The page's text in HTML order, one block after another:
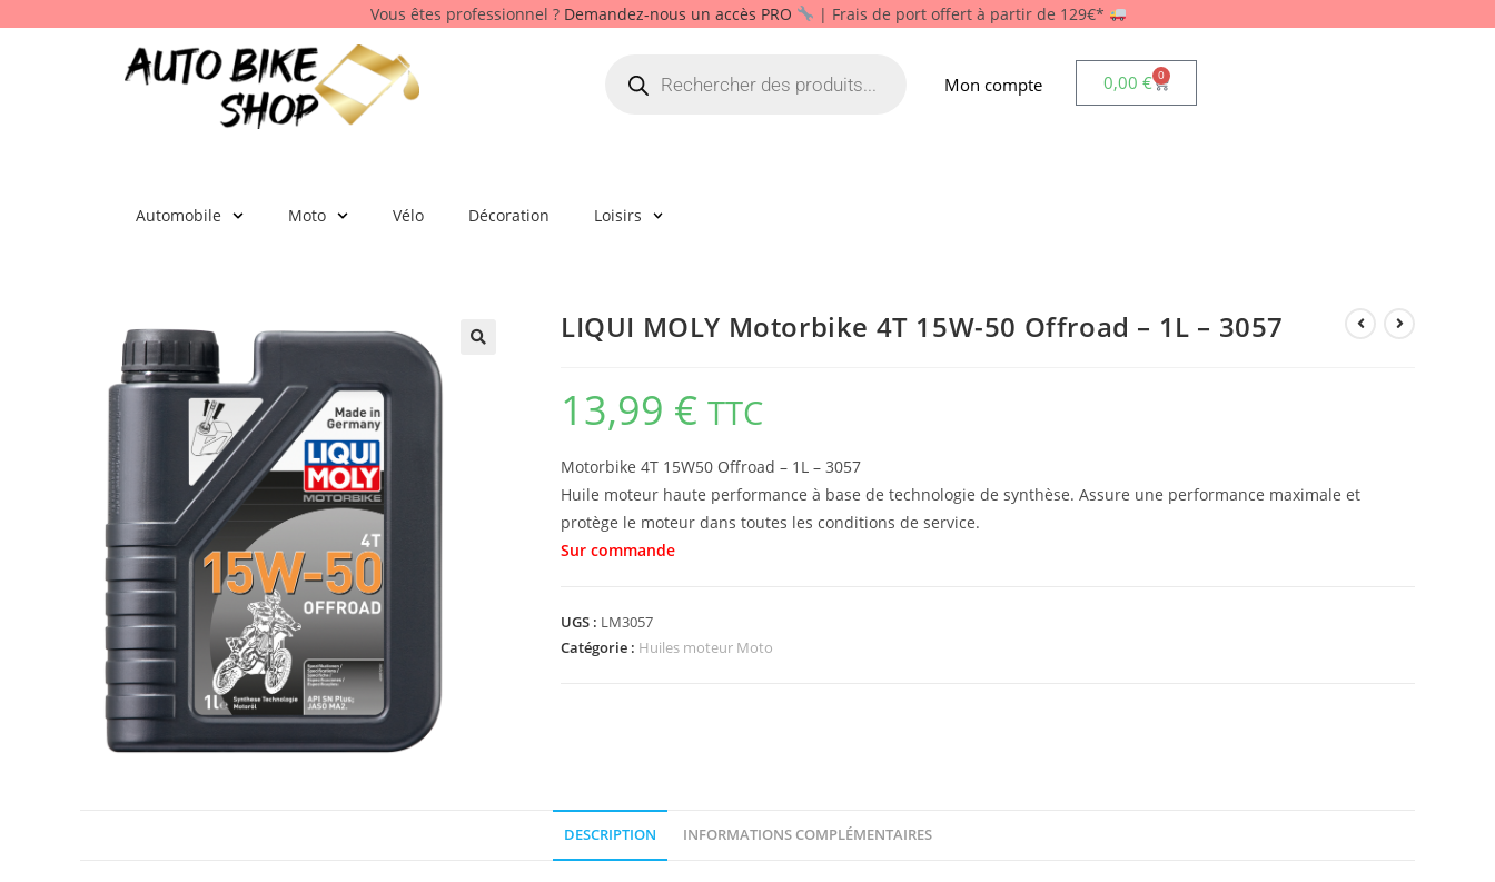
Vous êtes professionnel ? Demandez-nous un accès PRO | Frais de port offert à partir de 129€*
Mon compte 0,00 € 0
Automobile Moto Vélo Décoration Loisirs
LIQUI MOLY Motorbike 4T 15W-50 Offroad – 1L – 3057
13,99 € TTC
Motorbike 4T 15W50 Offroad – 1L – 3057
Huile moteur haute performance à base de technologie de synthèse. Assure une performance maximale et
protège le moteur dans toutes les conditions de service.
UGS : LM3057
Catégorie : Huiles moteur Moto
DESCRIPTION INFORMATIONS COMPLÉMENTAIRES